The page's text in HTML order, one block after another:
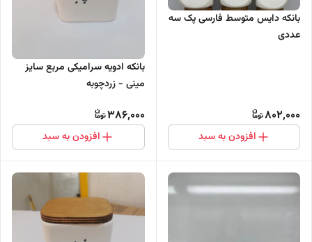
بانکه دایس متوسط فارسی پک سه
عددی
802,000
افزودن به سبد
بانکه ادویه سرامیکی مربع سایز
مینی - زردچوبه
386,000
افزودن به سبد